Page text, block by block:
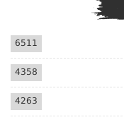
6511
4358
4263